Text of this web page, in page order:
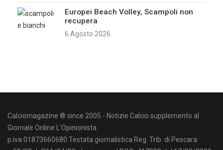
Europei Beach Volley, Scampoli non
recupera
6 Agosto 2026
Calciomagazine ® since 2005 - Notizie Calcio supplemento al
Giornale Online L'Opinionista
p.iva 01873660680 Testata giornalistica Reg. Trib. di Pescara